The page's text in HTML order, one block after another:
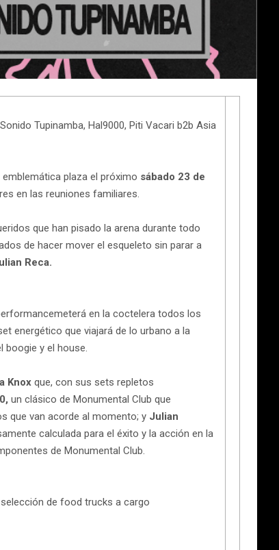
Tupinamba, Hal9000, Piti Vacari b2b Asia
emblemática plaza el próximo sábado 23 de
en las reuniones familiares.
que han pisado la arena durante todo
de hacer mover el esqueleto sin parar a
Reca.
en la coctelera todos los
energético que viajará de lo urbano a la
boogie y el house.
Knox que, con sus sets repletos
un clásico de Monumental Club que
que van acorde al momento; y Julian
calculada para el éxito y la acción en la
de Monumental Club.
de food trucks a cargo